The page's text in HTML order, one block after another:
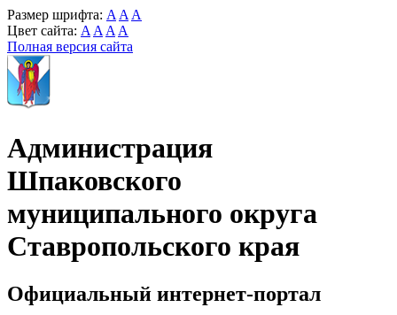
Размер шрифта: A A A
Цвет сайта: A A A A
Полная версия сайта
Администрация
Шпаковского
муниципального округа
Ставропольского края
Официальный интернет-портал